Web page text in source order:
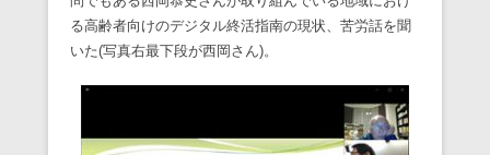
る高齢者向けのデジタル終活指南の現状、苦労話を聞
いた(写真右最下段が西岡さん)。